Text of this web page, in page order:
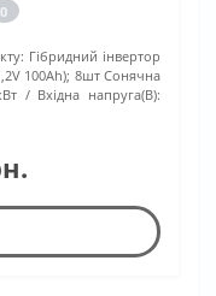
0
Гібридний інвертор
100Ah); 8шт Сонячна
Вхідна напруга(В):